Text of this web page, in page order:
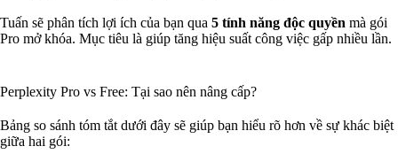
Tuấn sẽ phân tích lợi ích của bạn qua 5 tính năng độc quyền mà gói
Pro mở khóa. Mục tiêu là giúp tăng hiệu suất công việc gấp nhiều lần.
Perplexity Pro vs Free: Tại sao nên nâng cấp?
Bảng so sánh tóm tắt dưới đây sẽ giúp bạn hiểu rõ hơn về sự khác biệt
giữa hai gói: